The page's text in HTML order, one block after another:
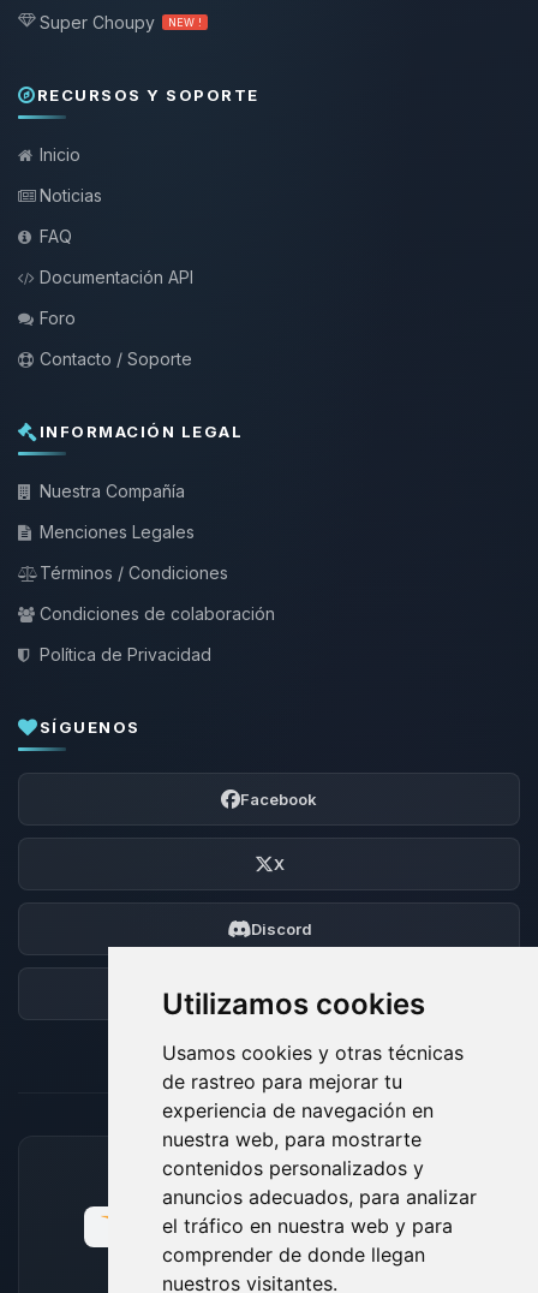
Utilizamos cookies
Usamos cookies y otras técnicas
de rastreo para mejorar tu
experiencia de navegación en
nuestra web, para mostrarte
contenidos personalizados y
anuncios adecuados, para analizar
el tráfico en nuestra web y para
comprender de donde llegan
nuestros visitantes.
Super Choupy NEW !
RECURSOS Y SOPORTE
Inicio
Noticias
FAQ
Documentación API
Foro
Contacto / Soporte
INFORMACIÓN LEGAL
Nuestra Compañía
Menciones Legales
Términos / Condiciones
Condiciones de colaboración
Política de Privacidad
SÍGUENOS
Facebook
X
Discord
Foro
MÉTODOS DE PAGO ACEPTADOS